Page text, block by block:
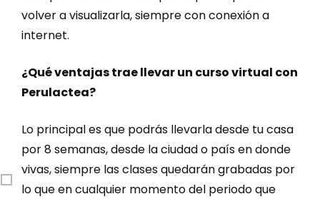
volver a visualizarla, siempre con conexión a
internet.
¿Qué ventajas trae llevar un curso virtual con
Perulactea?
Lo principal es que podrás llevarla desde tu casa
por 8 semanas, desde la ciudad o país en donde
vivas, siempre las clases quedarán grabadas por
lo que en cualquier momento del periodo que